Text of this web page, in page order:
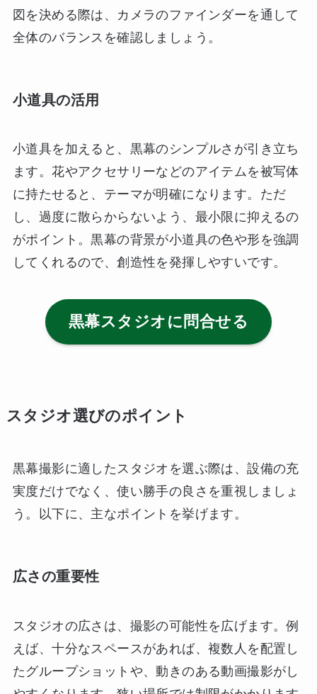
図を決める際は、カメラのファインダーを通して
全体のバランスを確認しましょう。
小道具の活用
小道具を加えると、黒幕のシンプルさが引き立ち
ます。花やアクセサリーなどのアイテムを被写体
に持たせると、テーマが明確になります。ただ
し、過度に散らからないよう、最小限に抑えるの
がポイント。黒幕の背景が小道具の色や形を強調
してくれるので、創造性を発揮しやすいです。
黒幕スタジオに問合せる
スタジオ選びのポイント
黒幕撮影に適したスタジオを選ぶ際は、設備の充
実度だけでなく、使い勝手の良さを重視しましょ
う。以下に、主なポイントを挙げます。
広さの重要性
スタジオの広さは、撮影の可能性を広げます。例
えば、十分なスペースがあれば、複数人を配置し
たグループショットや、動きのある動画撮影がし